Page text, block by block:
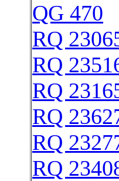
QG 470
RQ
RQ
RQ
RQ
RQ
RQ